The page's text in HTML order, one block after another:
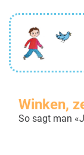
Winken,
So sagt man